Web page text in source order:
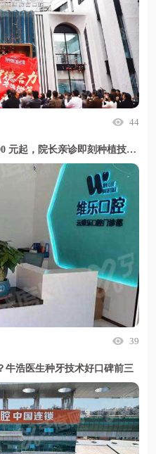
44
福州维乐口腔种植牙多少钱？4400 元起，院长亲诊即刻种植技术好
39
牛浩医生种牙技术好口碑前三